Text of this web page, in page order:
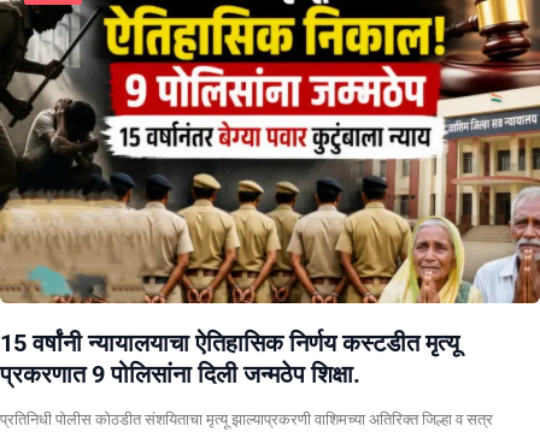
15 वर्षांनी न्यायालयाचा ऐतिहासिक निर्णय कस्टडीत मृत्यू
प्रकरणात 9 पोलिसांना दिली जन्मठेप शिक्षा.
प्रतिनिधी पोलीस कोठडीत संशयिताचा मृत्यू झाल्याप्रकरणी वाशिमच्या अतिरिक्त जिल्हा व सत्र